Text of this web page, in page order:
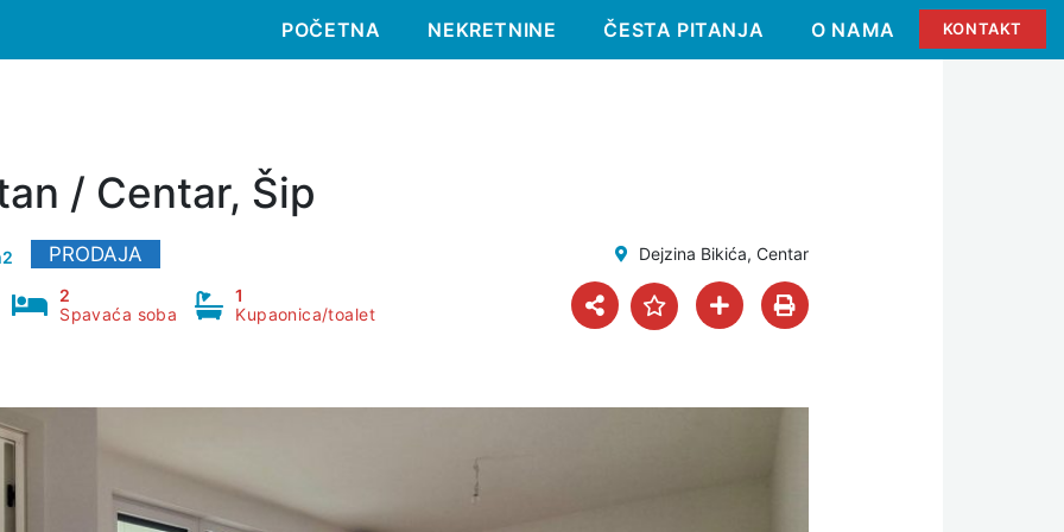
POČETNA NEKRETNINE ČESTA PITANJA O NAMA KONTAKT
/ Centar, Šip
PRODAJA Dejzina Bikića, Centar
2
Spavaća soba
1
Kupaonica/toalet